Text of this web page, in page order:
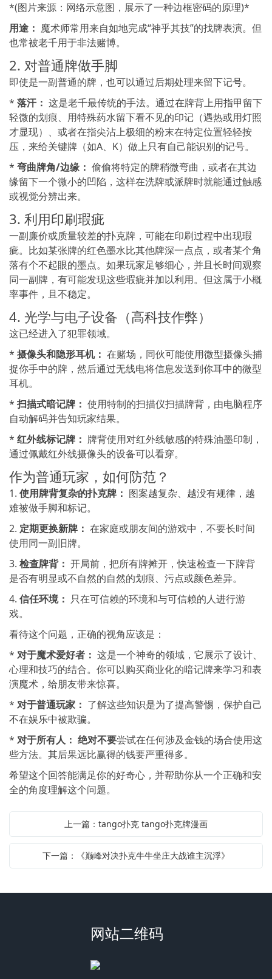
*(图片来源：网络示意图，展示了一种边框密码的原理)*
用途： 魔术师常用来自如地完成“神乎其技”的找牌表演。但
也常被老千用于非法赌博。
2. 对普通牌做手脚
即使是一副普通的牌，也可以通过后期处理来留下记号。
* 落汗： 这是老千最传统的手法。通过在牌背上用指甲留下
轻微的划痕、用特殊药水留下看不见的印记（遇热或用灯照
才显现）、或者在指尖沾上极细的粉末在特定位置轻轻按
压，来给关键牌（如A、K）做上只有自己能识别的记号。
* 弯曲牌角/边缘： 偷偷将特定的牌稍微弯曲，或者在其边
缘留下一个微小的凹陷，这样在洗牌或派牌时就能通过触感
或视觉分辨出来。
3. 利用印刷瑕疵
一副廉价或质量较差的扑克牌，可能在印刷过程中出现瑕
疵。比如某张牌的红色墨水比其他牌深一点点，或者某个角
落有个不起眼的墨点。如果玩家足够细心，并且长时间观察
同一副牌，有可能发现这些瑕疵并加以利用。但这属于小概
率事件，且不稳定。
4. 光学与电子设备（高科技作弊）
这已经进入了犯罪领域。
* 摄像头和隐形耳机： 在赌场，同伙可能使用微型摄像头捕
捉你手中的牌，然后通过无线电将信息发送到你耳中的微型
耳机。
* 扫描式暗记牌： 使用特制的扫描仪扫描牌背，由电脑程序
自动解码并告知玩家结果。
* 红外线标记牌： 牌背使用对红外线敏感的特殊油墨印制，
通过佩戴红外线摄像头的设备可以看穿。
作为普通玩家，如何防范？
1. 使用牌背复杂的扑克牌： 图案越复杂、越没有规律，越
难被做手脚和标记。
2. 定期更换新牌： 在家庭或朋友间的游戏中，不要长时间
使用同一副旧牌。
3. 检查牌背： 开局前，把所有牌摊开，快速检查一下牌背
是否有明显或不自然的自然的划痕、污点或颜色差异。
4. 信任环境： 只在可信赖的环境和与可信赖的人进行游
戏。
看待这个问题，正确的视角应该是：
* 对于魔术爱好者： 这是一个神奇的领域，它展示了设计、
心理和技巧的结合。你可以购买商业化的暗记牌来学习和表
演魔术，给朋友带来惊喜。
* 对于普通玩家： 了解这些知识是为了提高警惕，保护自己
不在娱乐中被欺骗。
* 对于所有人： 绝对不要尝试在任何涉及金钱的场合使用这
些方法。其后果远比赢得的钱要严重得多。
希望这个回答能满足你的好奇心，并帮助你从一个正确和安
全的角度理解这个问题。
上一篇：tango扑克 tango扑克牌漫画
下一篇：《巅峰对决扑克牛牛坐庄大战谁主沉浮》
网站二维码